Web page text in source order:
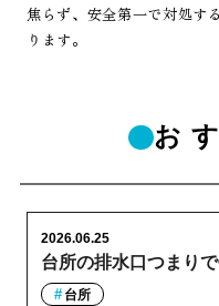
焦らず、安全第一で対処す
ります。
お
台所の排水口つまり
2026.06.25
台所